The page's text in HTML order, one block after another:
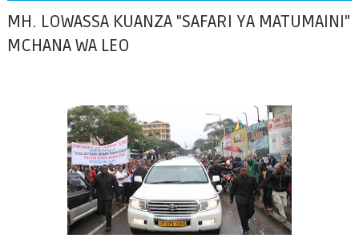
MH. LOWASSA KUANZA "SAFARI YA MATUMAINI"
MCHANA WA LEO